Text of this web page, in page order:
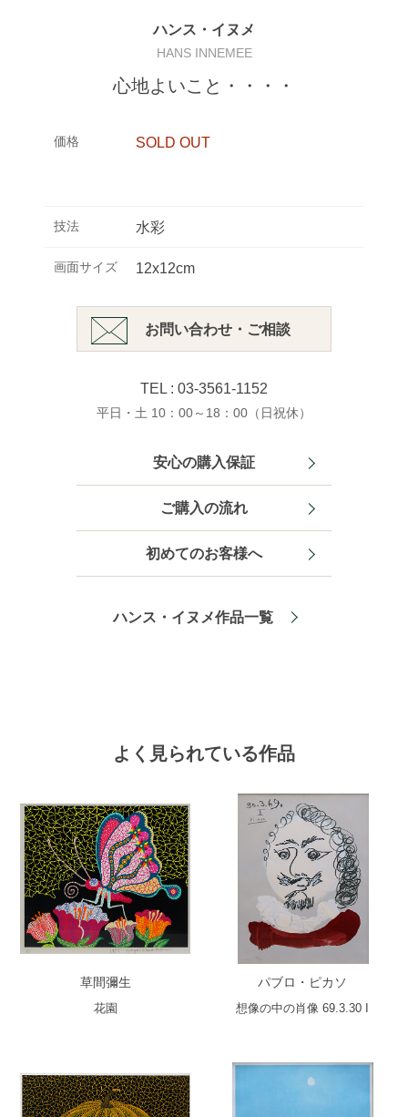
ハンス・イヌメ
HANS INNEMEE
心地よいこと・・・・
価格 SOLD OUT
技法 水彩
画面サイズ 12x12cm
お問い合わせ・ご相談
TEL : 03-3561-1152
平日・土 10：00～18：00（日祝休）
安心の購入保証
ご購入の流れ
初めてのお客様へ
ハンス・イヌメ作品一覧
よく見られている作品
草間彌生
花園
パブロ・ピカソ
想像の中の肖像 69.3.30 I